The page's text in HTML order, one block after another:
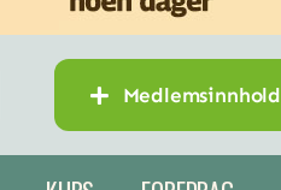
Medlemsinnhold